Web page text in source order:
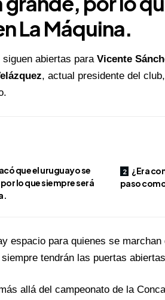
La Máquina.
siguen abiertas para Vicente
, actual presidente del
que el uruguayo se
lo que siempre será
¿Era
paso
espacio para quienes se marchan
tendrán las puertas
allá del campeonato de la